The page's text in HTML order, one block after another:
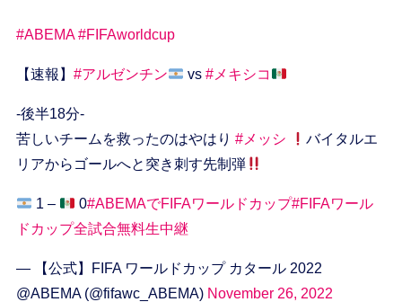
#ABEMA #FIFAworldcup
【速報】 #アルゼンチン vs#メキシコ
-後半18分-
苦しいチームを救ったのはやはり #メッシ
バイタルエ
リアからゴールへと突き刺す先制弾
1 – 0#ABEMAでFIFAワールドカップ#FIFAワール
ドカップ全試合無料生中継
— 【公式】FIFA ワールドカップ カタール 2022
@ABEMA (@fifawc_ABEMA) November 26, 2022